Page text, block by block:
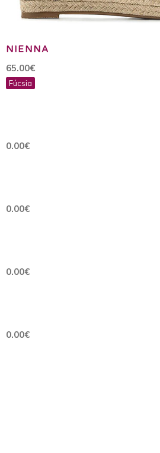
NIENNA
65.00€
Fúcsia
0.00€
0.00€
0.00€
0.00€